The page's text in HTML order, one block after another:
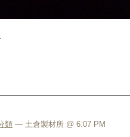
類 — 土倉製材所 @ 6:07 PM